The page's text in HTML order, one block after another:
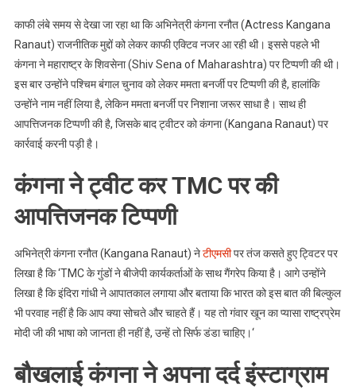
काफी लंबे समय से देखा जा रहा था कि अभिनेत्री कंगना रनौत (Actress Kangana
Ranaut) राजनीतिक मुद्दों को लेकर काफी एक्टिव नजर आ रही थी। इससे पहले भी
कंगना ने महाराष्ट्र के शिवसेना (Shiv Sena of Maharashtra) पर टिप्पणी की थी।
इस बार उन्होंने पश्चिम बंगाल चुनाव को लेकर ममता बनर्जी पर टिप्पणी की है, हालांकि
उन्होंने नाम नहीं लिया है, लेकिन ममता बनर्जी पर निशाना जरूर साधा है। साथ ही
आपत्तिजनक टिप्पणी की है, जिसके बाद ट्वीटर को कंगना (Kangana Ranaut) पर
कार्रवाई करनी पड़ी है।
कंगना ने ट्वीट कर TMC पर की
आपत्तिजनक टिप्पणी
अभिनेत्री कंगना रनौत (Kangana Ranaut) नेटीएमसीपर तंज कसते हुए ट्विटर पर
लिखा है कि ‘TMC के गुंडों ने बीजेपी कार्यकर्ताओं के साथ गैंगरेप किया है। आगे उन्होंने
लिखा है कि इंदिरा गांधी ने आपातकाल लगाया और बताया कि भारत को इस बात की बिल्कुल
भी परवाह नहीं है कि आप क्या सोचते और चाहते हैं। यह तो गंवार खून का प्यासा राष्ट्रप्रेम
मोदी जी की भाषा को जानता ही नहीं है, उन्हें तो सिर्फ डंडा चाहिए।‘
बौखलाई कंगना ने अपना दर्द इंस्टाग्राम